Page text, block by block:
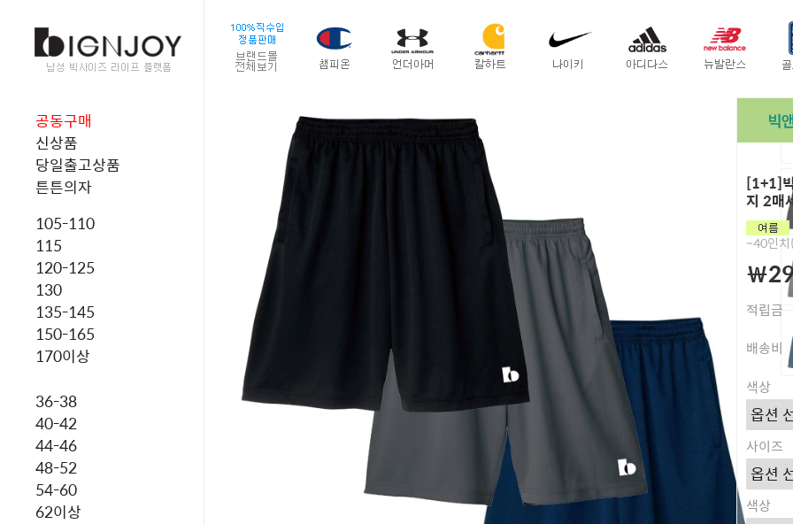
공동구매
신상품
당일출고상품
튼튼의자
105-110
115
120-125
130
135-145
150-165
170이상
36-38
40-42
44-46
48-52
54-60
62이상
[1+1]
지 2매
~40인
￦
적립금
배송비
색상
사이즈
색상